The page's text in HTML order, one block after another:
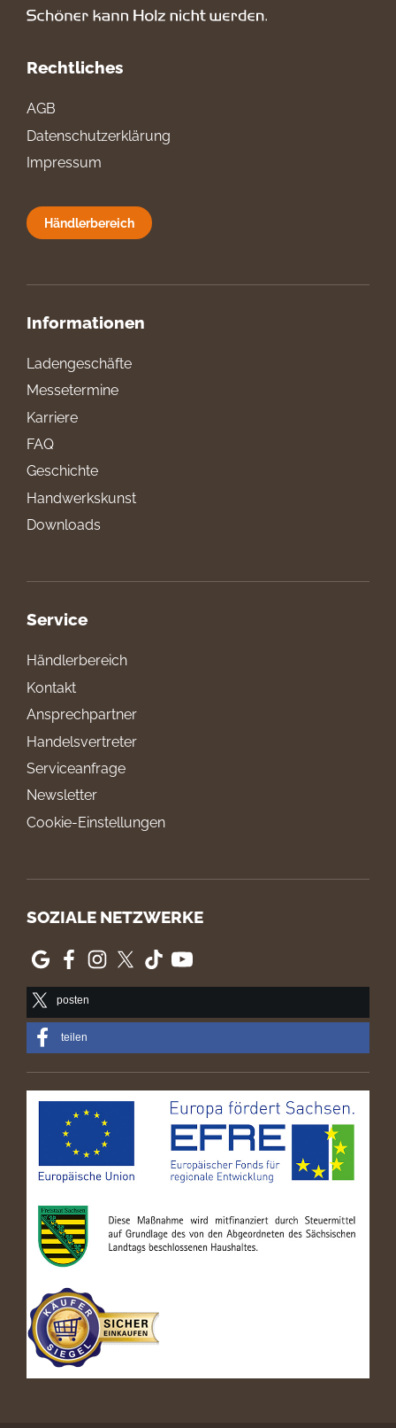
Rechtliches
AGB
Datenschutzerklärung
Impressum
Händlerbereich
Informationen
Ladengeschäfte
Messetermine
Karriere
FAQ
Geschichte
Handwerkskunst
Downloads
Service
Händlerbereich
Kontakt
Ansprechpartner
Handelsvertreter
Serviceanfrage
Newsletter
Cookie-Einstellungen
SOZIALE NETZWERKE
posten
teilen